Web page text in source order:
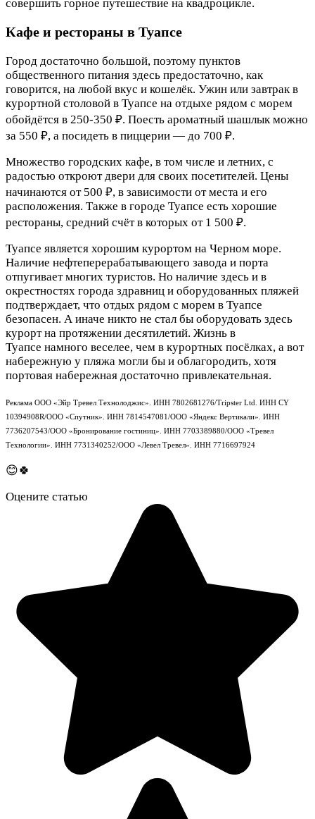
совершить горное путешествие на квадроцикле.
Кафе и рестораны в Туапсе
Город достаточно большой, поэтому пунктов
общественного питания здесь предостаточно, как
говорится, на любой вкус и кошелёк. Ужин или завтрак в
курортной столовой в Туапсе на отдыхе рядом с морем
обойдётся в 250-350 ₽. Поесть ароматный шашлык можно
за 550 ₽, а посидеть в пиццерии — до 700 ₽.
Множество городских кафе, в том числе и летних, с
радостью откроют двери для своих посетителей. Цены
начинаются от 500 ₽, в зависимости от места и его
расположения. Также в городе Туапсе есть хорошие
рестораны, средний счёт в которых от 1 500 ₽.
Туапсе является хорошим курортом на Черном море.
Наличие нефтеперерабатывающего завода и порта
отпугивает многих туристов. Но наличие здесь и в
окрестностях города здравниц и оборудованных пляжей
подтверждает, что отдых рядом с морем в Туапсе
безопасен. А иначе никто не стал бы оборудовать здесь
курорт на протяжении десятилетий. Жизнь в
Туапсе намного веселее, чем в курортных посёлках, а вот
набережную у пляжа могли бы и облагородить, хотя
портовая набережная достаточно привлекательная.
Реклама ООО «Эйр Тревел Технолоджис». ИНН 7802681276/Tripster Ltd. ИНН CY
10394908R/ООО «Спутник». ИНН 7814547081/ООО «Яндекс Вертикали». ИНН
7736207543/ООО «Бронирование гостиниц». ИНН 7703389880/ООО «Тревел
Технологии». ИНН 7731340252/ООО «Левел Тревел». ИНН 7716697924
😊🍀
Оцените статью